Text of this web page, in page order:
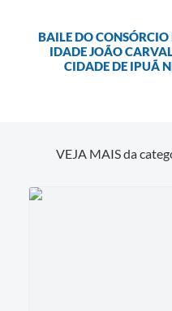
BAILE DO
IDADE JOÃO
CIDADE DE IPUÃ
VEJA MAIS da